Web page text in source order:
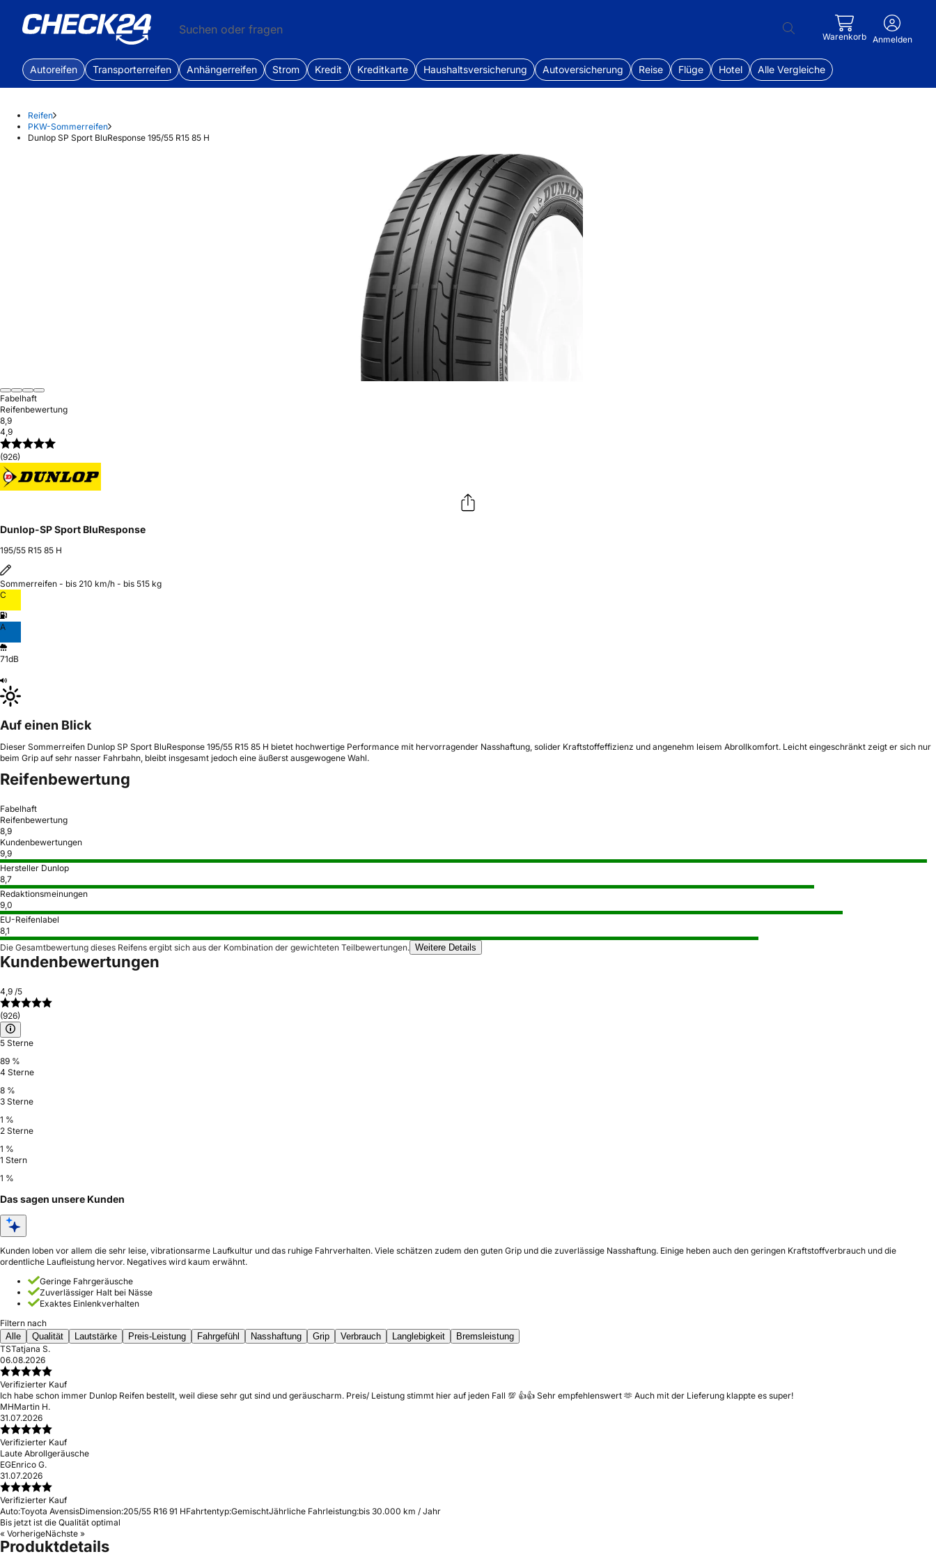
Suchen oder fragen
Warenkorb Anmelden
Autoreifen Transporterreifen Anhängerreifen Strom Kredit Kreditkarte Haushaltsversicherung Autoversicherung Reise Flüge Hotel Alle Vergleiche
Reifen
PKW-Sommerreifen
Dunlop SP Sport BluResponse 195/55 R15 85 H
Fabelhaft
Reifenbewertung
8,9
4,9
(926)
Dunlop-SP Sport BluResponse
195/55 R15 85 H
Sommerreifen - bis 210 km/h - bis 515 kg
C
A
71dB
Auf einen Blick
Dieser Sommerreifen Dunlop SP Sport BluResponse 195/55 R15 85 H bietet hochwertige Performance mit hervorragender Nasshaftung, solider Kraftstoffeffizienz und angenehm leisem Abrollkomfort. Leicht eingeschränkt zeigt er sich nur
beim Grip auf sehr nasser Fahrbahn, bleibt insgesamt jedoch eine äußerst ausgewogene Wahl.
Reifenbewertung
Fabelhaft
Reifenbewertung
8,9
Kundenbewertungen
9,9
Hersteller Dunlop
8,7
Redaktionsmeinungen
9,0
EU-Reifenlabel
8,1
Die Gesamtbewertung dieses Reifens ergibt sich aus der Kombination der gewichteten Teilbewertungen. Weitere Details
Kundenbewertungen
4,9 /5
(926)
5 Sterne
89 %
4 Sterne
8 %
3 Sterne
1 %
2 Sterne
1 %
1 Stern
1 %
Das sagen unsere Kunden
Kunden loben vor allem die sehr leise, vibrationsarme Laufkultur und das ruhige Fahrverhalten. Viele schätzen zudem den guten Grip und die zuverlässige Nasshaftung. Einige heben auch den geringen Kraftstoffverbrauch und die
ordentliche Laufleistung hervor. Negatives wird kaum erwähnt.
Geringe Fahrgeräusche
Zuverlässiger Halt bei Nässe
Exaktes Einlenkverhalten
Filtern nach
Alle
Qualität Lautstärke Preis-Leistung Fahrgefühl Nasshaftung Grip Verbrauch Langlebigkeit
Bremsleistung
TSTatjana S.
06.08.2026
Verifizierter Kauf
Ich habe schon immer Dunlop Reifen bestellt, weil diese sehr gut sind und geräuscharm. Preis/ Leistung stimmt hier auf jeden Fall 💯 👍👍 Sehr empfehlenswert 🫶 Auch mit der Lieferung klappte es super!
MHMartin H.
31.07.2026
Verifizierter Kauf
Laute Abrollgeräusche
EGEnrico G.
31.07.2026
Verifizierter Kauf
Auto:Toyota AvensisDimension:205/55 R16 91 HFahrtentyp:GemischtJährliche Fahrleistung:bis 30.000 km / Jahr
Bis jetzt ist die Qualität optimal
« VorherigeNächste »
Produktdetails